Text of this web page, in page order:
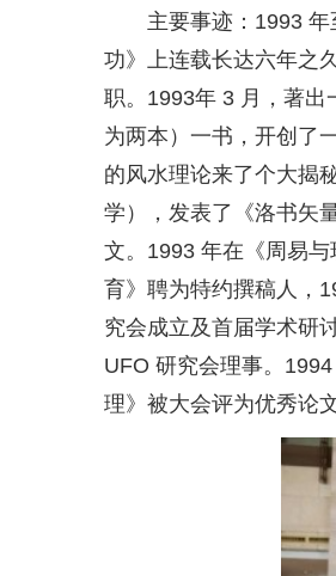
主要事迹：1993
功》上连载长达六年之
职。1993年 3 月，著出
为两本）一书，开创了
的风水理论来了个大揭
学），发表了《洛书矢
文。1993 年在《周易
育》聘为特约撰稿人，
究会成立及首届学术研
UFO 研究会理事。
理》被大会评为优秀论